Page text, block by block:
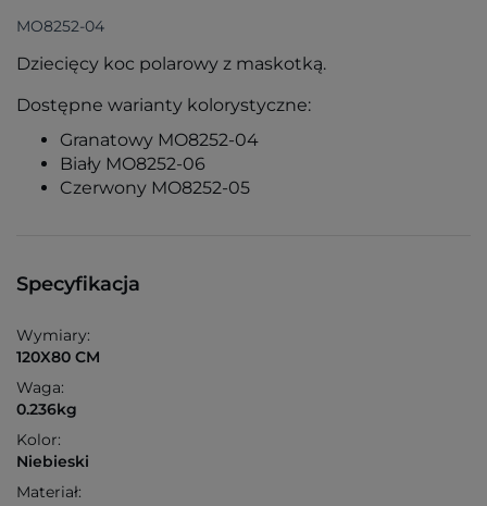
MO8252-04
Dziecięcy koc polarowy z maskotką.
Dostępne warianty kolorystyczne:
Granatowy MO8252-04
Biały MO8252-06
Czerwony MO8252-05
Specyfikacja
Wymiary:
120X80 CM
Waga:
0.236kg
Kolor:
Niebieski
Materiał: